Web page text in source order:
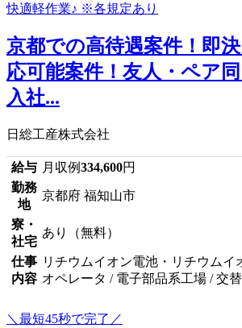
京都での高待遇案件！即
応可能案件！友人・ペア
入社...
日総工産株式会社
給与 月収例334,600円
勤務
地
京都府 福知山市
寮・
社宅
あり（無料）
仕事
内容
リチウムイオン電池・リチウムイ
オペレータ / 電子部品系工場 / 交替
＼最短45秒で完了／